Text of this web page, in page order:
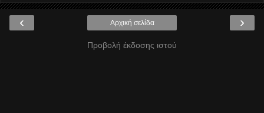
‹ ›
Αρχική σελίδα
Προβολή έκδοσης ιστού